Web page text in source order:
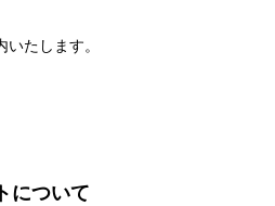
たします。
について